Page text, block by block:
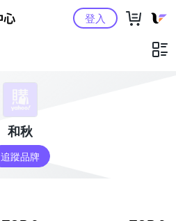
Yahoo購物中心登入
和秋
追蹤品牌